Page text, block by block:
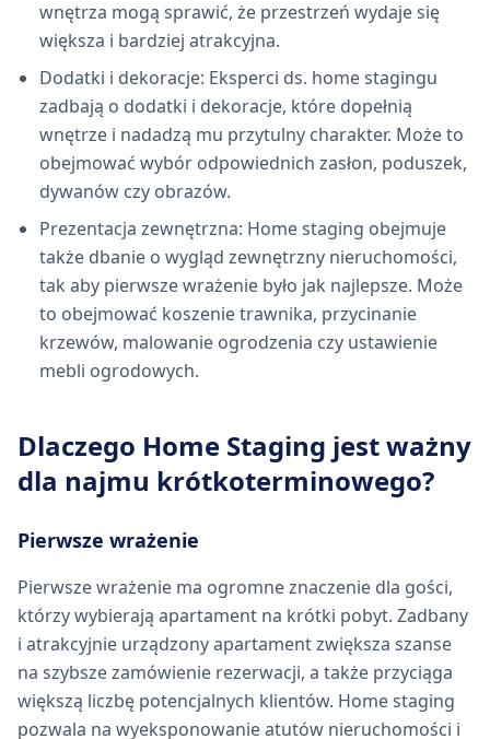
wnętrza mogą sprawić, że przestrzeń wydaje się
większa i bardziej atrakcyjna.
Dodatki i dekoracje: Eksperci ds. home stagingu
zadbają o dodatki i dekoracje, które dopełnią
wnętrze i nadadzą mu przytulny charakter. Może to
obejmować wybór odpowiednich zasłon, poduszek,
dywanów czy obrazów.
Prezentacja zewnętrzna: Home staging obejmuje
także dbanie o wygląd zewnętrzny nieruchomości,
tak aby pierwsze wrażenie było jak najlepsze. Może
to obejmować koszenie trawnika, przycinanie
krzewów, malowanie ogrodzenia czy ustawienie
mebli ogrodowych.
Dlaczego Home Staging jest ważny
dla najmu krótkoterminowego?
Pierwsze wrażenie
Pierwsze wrażenie ma ogromne znaczenie dla gości,
którzy wybierają apartament na krótki pobyt. Zadbany
i atrakcyjnie urządzony apartament zwiększa szanse
na szybsze zamówienie rezerwacji, a także przyciąga
większą liczbę potencjalnych klientów. Home staging
pozwala na wyeksponowanie atutów nieruchomości i